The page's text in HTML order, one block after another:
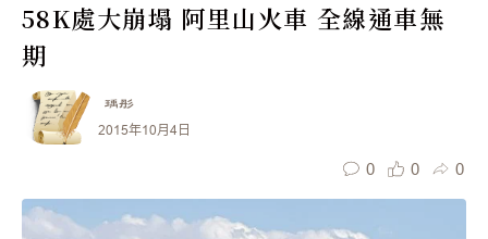
58K處大崩塌 阿里山火車 全線通車無
期
瑀彤
2015年10月4日
0 0 0